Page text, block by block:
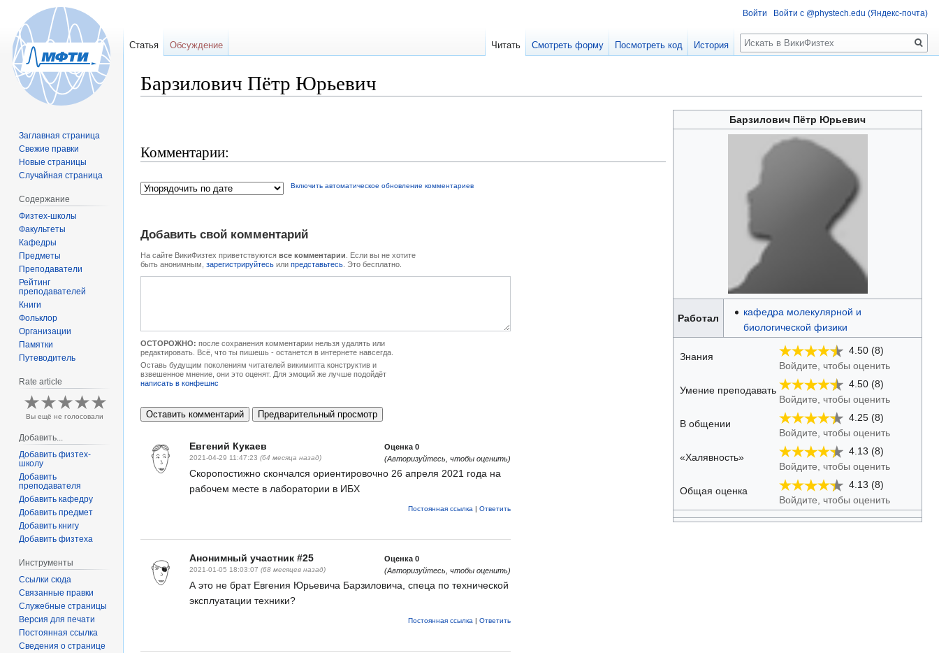
Барзилович Пётр Юрьевич
навигации
поиску
Барзилович Пётр Юрьевич
Работал
кафедра молекулярной и
биологической физики
Знания
4.50 (8)
Войдите, чтобы оценить
Умение преподавать
4.50 (8)
Войдите, чтобы оценить
В общении
4.25 (8)
Войдите, чтобы оценить
«Халявность»
4.13 (8)
Войдите, чтобы оценить
Общая оценка
4.13 (8)
Войдите, чтобы оценить
Комментарии:
Включить автоматическое обновление комментариев
Добавить свой комментарий
На сайте ВикиФизтех приветствуются все комментарии . Если вы не хотите
быть анонимным, зарегистрируйтесь или представьтесь . Это бесплатно.
ОСТОРОЖНО: после сохранения комментарии нельзя удалять или
редактировать. Всё, что ты пишешь - останется в интернете навсегда.
Оставь будущим поколениям читателей викимипта конструктив и
взвешенное мнение, они это оценят. Для эмоций же лучше подойдёт
написать в конфешнс
Евгений Кукаев
2021-04-29 11:47:23 (64 месяца назад)
Оценка 0
(Авторизуйтесь, чтобы оценить)
Скоропостижно скончался ориентировочно 26 апреля 2021 года на
рабочем месте в лаборатории в ИБХ
Постоянная ссылка | Ответить
Анонимный участник #25
2021-01-05 18:03:07 (68 месяцев назад)
Оценка 0
(Авторизуйтесь, чтобы оценить)
А это не брат Евгения Юрьевича Барзиловича, спеца по технической
эксплуатации техники?
Постоянная ссылка | Ответить
Войти Войти с @phystech.edu (Яндекс-почта)
Статья Обсуждение Читать Смотреть форму Посмотреть код История
Поиск
Заглавная страница
Свежие правки
Новые страницы
Случайная страница
Содержание
Физтех-школы
Факультеты
Кафедры
Предметы
Преподаватели
Рейтинг
преподавателей
Книги
Фольклор
Организации
Памятки
Путеводитель
Rate article
Вы ещё не голосовали
Добавить...
Добавить физтех-
школу
Добавить
преподавателя
Добавить кафедру
Добавить предмет
Добавить книгу
Добавить физтеха
Инструменты
Ссылки сюда
Связанные правки
Служебные страницы
Версия для печати
Постоянная ссылка
Сведения о странице